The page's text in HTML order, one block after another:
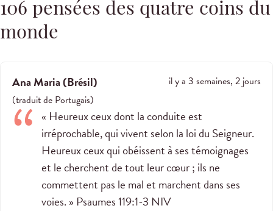
106 pensées des quatre coins du
monde
Ana Maria(Brésil)
il y a 3 semaines, 2 jours
(traduit de Portugais)
« Heureux ceux dont la conduite est
irréprochable, qui vivent selon la loi du Seigneur.
Heureux ceux qui obéissent à ses témoignages
et le cherchent de tout leur cœur ; ils ne
commettent pas le mal et marchent dans ses
voies. » ‭‭Psaumes‬ ‭119‬:‭1‬-‭3‬ ‭NIV‬‬